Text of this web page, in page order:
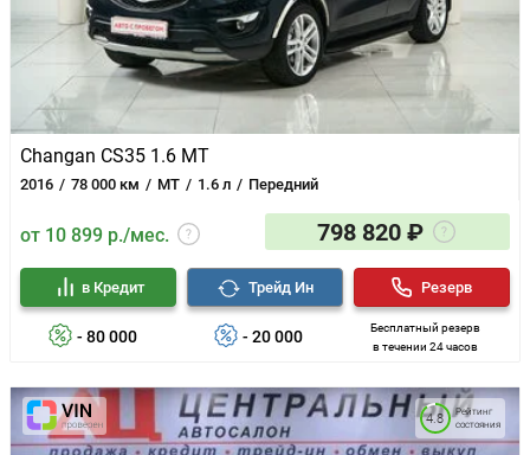
Changan CS35 1.6 MT
2016 78 000 км MT 1.6 л Передний
от 10 899 р./мес. 798 820 ₽
- 80 000
в Кредит
- 20 000
Трейд Ин
Бесплатный резерв
в течении 24 часов
Резерв
Рейтинг
состояния
4.8